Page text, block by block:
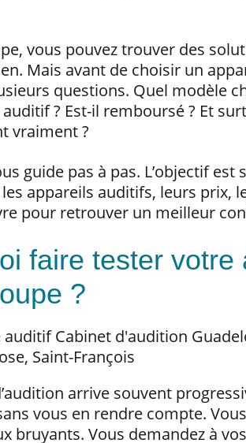
vous pouvez trouver des
Mais avant de choisir un
questions. Quel modèle
? Est-il remboursé ? Et
vraiment ?
guide pas à pas. L’objectif
appareils auditifs, leurs prix,
pour retrouver un meilleur
faire tester votre
?
arrive souvent
vous en rendre compte.
bruyants. Vous demandez à